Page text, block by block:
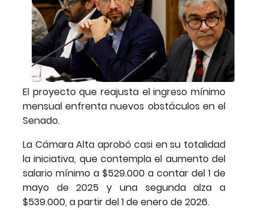
El proyecto que reajusta el ingreso mínimo
mensual enfrenta nuevos obstáculos en el
Senado.
La Cámara Alta aprobó casi en su totalidad
la iniciativa, que contempla el aumento del
salario mínimo a $529.000 a contar del 1 de
mayo de 2025 y una segunda alza a
$539.000, a partir del 1 de enero de 2026.